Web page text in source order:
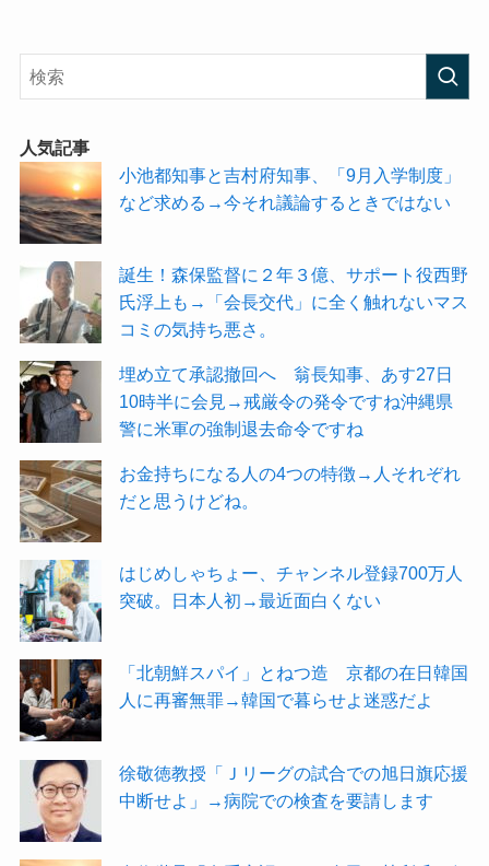
人気記事
小池都知事と吉村府知事、「9月入学制度」
など求める→今それ議論するときではない
誕生！森保監督に２年３億、サポート役西野
氏浮上も→「会長交代」に全く触れないマス
コミの気持ち悪さ。
埋め立て承認撤回へ 翁長知事、あす27日
10時半に会見→戒厳令の発令ですね沖縄県
警に米軍の強制退去命令ですね
お金持ちになる人の4つの特徴→人それぞれ
だと思うけどね。
はじめしゃちょー、チャンネル登録700万人
突破。日本人初→最近面白くない
「北朝鮮スパイ」とねつ造 京都の在日韓国
人に再審無罪→韓国で暮らせよ迷惑だよ
徐敬徳教授「Ｊリーグの試合での旭日旗応援
中断せよ」→病院での検査を要請します